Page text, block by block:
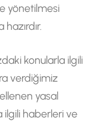
yönetilmesi
konularla ilgili
verdiğimiz
yasal
haberleri ve